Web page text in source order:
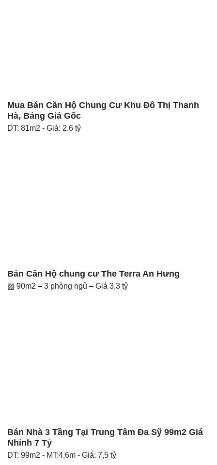
Mua Bán Căn Hộ Chung Cư Khu Đô Thị Thanh
Hà, Bảng Giá Gốc
DT: 81m2 - Giá: 2.6 tỷ
Bán Căn Hộ chung cư The Terra An Hưng
▨ 90m2 – 3 phòng ngủ – Giá 3,3 tỷ
Bán Nhà 3 Tầng Tại Trung Tâm Đa Sỹ 99m2 Giá
Nhỉnh 7 Tỷ
DT: 99m2 - MT:4,6m - Giá: 7,5 tỷ